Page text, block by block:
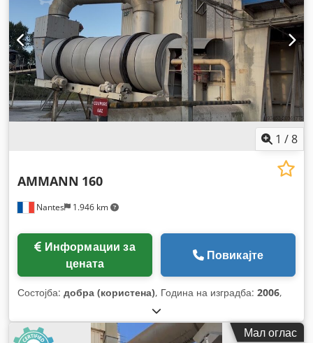
1 /8
Nantes 1.946 km
AMMANN 160
цената
Повикајте
Состојба: добра (користена), Година на изградба: 2006,
Мал оглас